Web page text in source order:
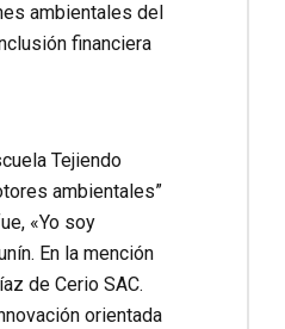
ambientales del
financiera
Tejiendo
ambientales”
«Yo soy
En la mención
de Cerio SAC.
orientada